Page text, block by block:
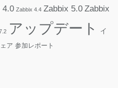
4.0 Zabbix 4.4 Zabbix 5.0 Zabbix
アップデート
イ
ア 参加レポート